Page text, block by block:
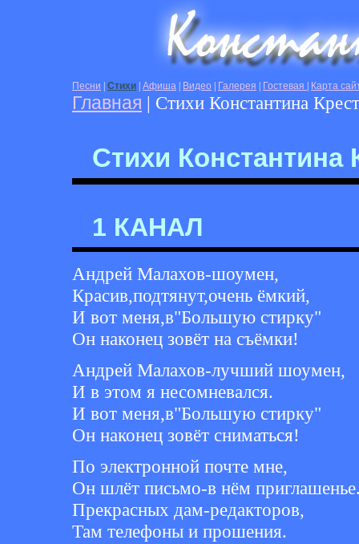
Песни Стихи Афиша Видео Галерея Гостевая Карта
Главная | Стихи Константина
Стихи Константина
1 КАНАЛ
Андрей Малахов-шоумен,
Красив,подтянут,очень ёмкий,
И вот меня,в"Большую стирку"
Он наконец зовёт на съёмки!
Андрей Малахов-лучший шоумен,
И в этом я несомневался.
И вот меня,в"Большую стирку"
Он наконец зовёт сниматься!
По электронной почте мне,
Он шлёт письмо-в нём
Прекрасных дам-редакторов,
Там телефоны и прошения.